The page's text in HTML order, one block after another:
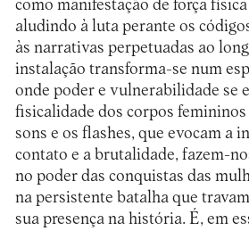
como manifestação de força
aludindo à luta perante os
às narrativas perpetuadas ao
instalação transforma-se num
onde poder e vulnerabilidade se
fisicalidade dos corpos femininos
sons e os flashes, que evocam a
contato e a brutalidade, fazem-
no poder das conquistas das
na persistente batalha que
sua presença na história. É, em